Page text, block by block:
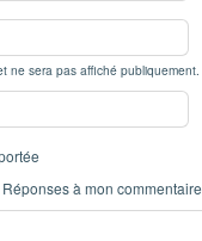
ne sera pas affiché publiquement.
Réponses à mon commentaire